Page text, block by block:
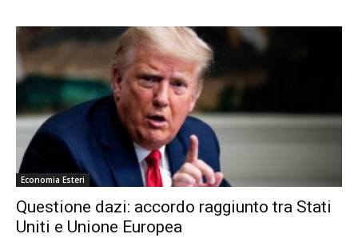
Economia Esteri
Questione dazi: accordo raggiunto tra Stati
Uniti e Unione Europea